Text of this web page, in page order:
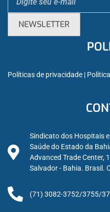
Políticas de privacidade |
Sindicato dos Hospitais
Saúde do Estado da
Advanced Trade Center,
Salvador - Bahia. Brasil.
(71) 3082-3752/3755/